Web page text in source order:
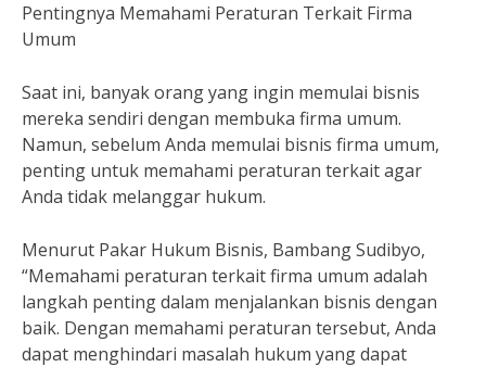
Pentingnya Memahami Peraturan Terkait Firma
Umum
Saat ini, banyak orang yang ingin memulai bisnis
mereka sendiri dengan membuka firma umum.
Namun, sebelum Anda memulai bisnis firma umum,
penting untuk memahami peraturan terkait agar
Anda tidak melanggar hukum.
Menurut Pakar Hukum Bisnis, Bambang Sudibyo,
“Memahami peraturan terkait firma umum adalah
langkah penting dalam menjalankan bisnis dengan
baik. Dengan memahami peraturan tersebut, Anda
dapat menghindari masalah hukum yang dapat